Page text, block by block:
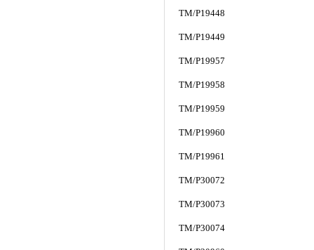
TM/P19448
TM/P19449
TM/P19957
TM/P19958
TM/P19959
TM/P19960
TM/P19961
TM/P30072
TM/P30073
TM/P30074